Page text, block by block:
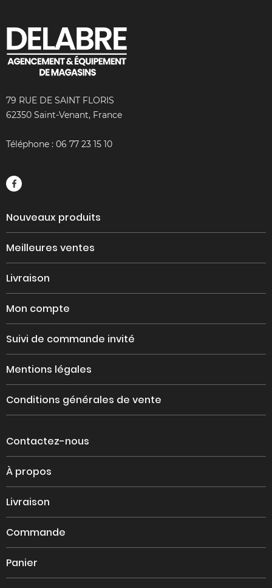
79 RUE DE SAINT FLORIS
62350 Saint-Venant, France
Téléphone : 06 77 23 15 10
Nouveaux produits
Meilleures ventes
Livraison
Mon compte
Suivi de commande invité
Mentions légales
Conditions générales de vente
Contactez-nous
À propos
Livraison
Commande
Panier